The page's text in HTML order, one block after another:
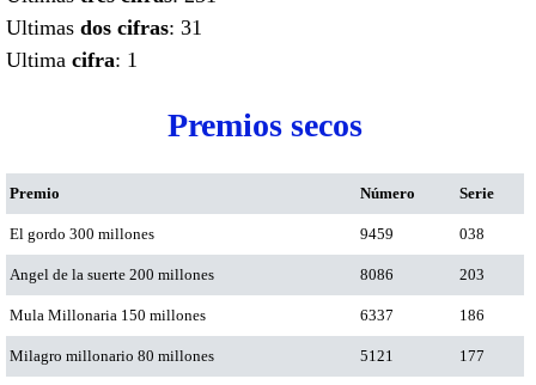
Ultimas dos cifras: 31
Ultima cifra: 1
Premios secos
Premio Número Serie
El gordo 300 millones 9459 038
Angel de la suerte 200 millones 8086 203
Mula Millonaria 150 millones 6337 186
Milagro millonario 80 millones 5121 177